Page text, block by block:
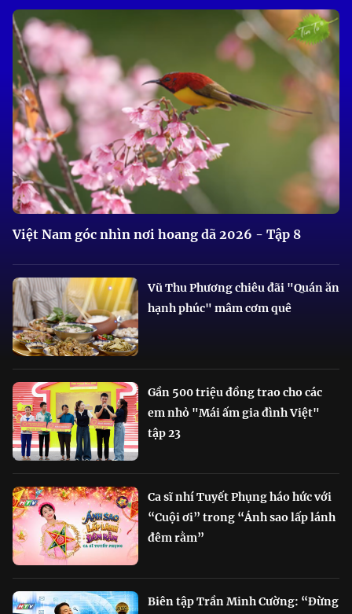
Việt Nam góc nhìn nơi hoang dã 2026 - Tập 8
Vũ Thu Phương chiêu đãi "Quán ăn
hạnh phúc" mâm cơm quê
Gần 500 triệu đồng trao cho các
em nhỏ "Mái ấm gia đình Việt"
tập 23
Ca sĩ nhí Tuyết Phụng háo hức với
“Cuội ơi” trong “Ánh sao lấp lánh
đêm rằm”
Biên tập Trần Minh Cường: “Đừng